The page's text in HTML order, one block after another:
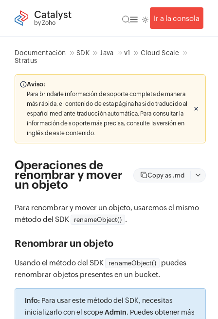
Catalyst
by Zoho
Ir a la consola
Documentación SDK Java v1
Cloud Scale
Stratus
Aviso:
Para brindarle información de soporte completa de manera
más rápida, el contenido de esta página ha sido traducido al
español mediante traducción automática. Para consultar la
información de soporte más precisa, consulte la versión en
inglés de este contenido.
Operaciones de
renombrar y mover
un objeto
Copy as .md
Para renombrar y mover un objeto, usaremos el mismo
método del SDK
renameObject() .
Renombrar un objeto
Usando el método del SDK renameObject()
puedes
renombrar objetos presentes en un bucket.
Info: Para usar este método del SDK, necesitas
inicializarlo con el scopeAdmin. Puedes obtener más